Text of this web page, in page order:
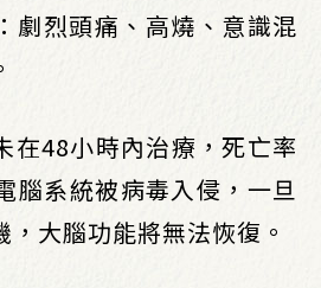
劇烈頭痛、高燒、意識混
在48小時內治療，死亡率
腦系統被病毒入侵，一旦
大腦功能將無法恢復。